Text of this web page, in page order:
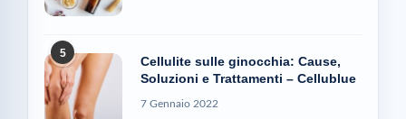
5
Cellulite sulle ginocchia: Cause,
Soluzioni e Trattamenti – Cellublue
7 Gennaio 2022